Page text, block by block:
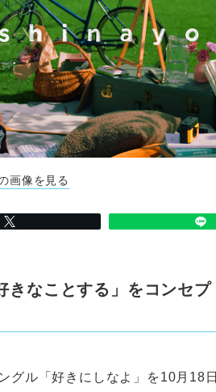
画像を見る
なことする」をコンセプ
ル「好きにしなよ」を10月18